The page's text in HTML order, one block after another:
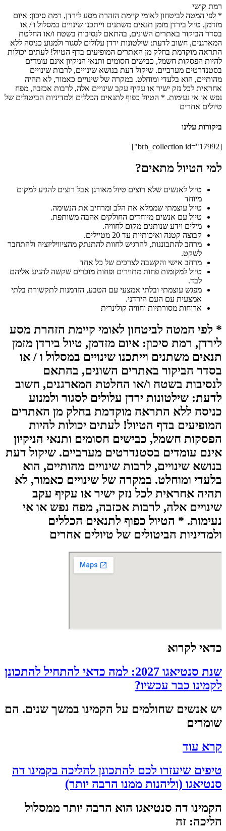
רמת קושי
* לפי המטה לביטחון לאומי קיימת הזהרת מסע לירדן, רמת סיכון: איום
מזדמן, טיול בירדן מזמן תנאים משתנים וייתכנו שינויים במסלול ו / או
בסדר הביקור באתרים השונים, בהתאם לנסיבות בשטח ו/או החלטת
המארגנים, חשוב לדעת: שילטונות ירדן עלולים לסגור ולמנוע כניסה ללא
התראה מוקדמת בחלק מן האתרים המופיעים בדף הטיול! לעתים יכולות
להיות הפסקות חשמל, כבישים חסומים ותנאי הניקיון אינם עומדים
בסטנדרטים מערביים. שיקול דעת בנושא שינויים, לרבות שינויים
מהותיים, הוא בלעדי ומוחלט. במקרה של שינויים כאמור, לא תהיה
אחראית לכל נזק ישיר או עקיף עקב שינויים אלה, לרבות אכזבה, מפח
נפש או אי נעימות. * הטיול כפוף לתנאים הכללים ולמדיניות הביטולים של
טיולים אחרים
ביקורות עלינו
[brb_collection id="17992"]
למי הטיול מתאים?
טיול לאנשים שלא רוצים טיול מאורגן אבל רוצים להגיע למקום
מיוחד
טיול עוצמתי שממלא את הלב ומרחיב את הנשימה.
טיול עם אנשים מיוחדים החולקים אהבה משותפת.
מילים וידע שנותנים מקום לחוויה.
קבוצה קטנה ואיכותיות עד 20 מטיילים.
מרחב להתבוננות, להרגיש לחוות להתנתק מהציוויליזציה ולהתחבר
לשקט.
מרחב אישי והקשבה לצרכים של כל אחד
טיול למקומות פחות מתוירים ופחות מוכרים שקשה להגיע אליהם
לבד.
מפגש עוצמתי ובלתי אמצעי עם הטבע, הזדמנות לתקשורת בלתי
אמצעית עם העם הירדני.
ארוחות מסורתיות וחוויה קולינרית
* לפי המטה לביטחון לאומי קיימת הזהרת מסע
לירדן, רמת סיכון: איום מזדמן, טיול בירדן מזמן
תנאים משתנים וייתכנו שינויים במסלול ו / או
בסדר הביקור באתרים השונים, בהתאם
לנסיבות בשטח ו/או החלטת המארגנים, חשוב
לדעת: שילטונות ירדן עלולים לסגור ולמנוע
כניסה ללא התראה מוקדמת בחלק מן האתרים
המופיעים בדף הטיול! לעתים יכולות להיות
הפסקות חשמל, כבישים חסומים ותנאי הניקיון
אינם עומדים בסטנדרטים מערביים. שיקול דעת
בנושא שינויים, לרבות שינויים מהותיים, הוא
בלעדי ומוחלט. במקרה של שינויים כאמור, לא
תהיה אחראית לכל נזק ישיר או עקיף עקב
שינויים אלה, לרבות אכזבה, מפח נפש או אי
נעימות. * הטיול כפוף לתנאים הכללים
ולמדיניות הביטולים של טיולים אחרים
כדאי לקרוא
שנת סנטיאגו 2027: למה כדאי להתחיל להתכונן
לקמינו כבר עכשיו?
יש אנשים שחולמים על הקמינו במשך שנים. הם
שומרים
קרא עוד
טיפים שיעזרו לכם להתכונן להליכה בקמינו דה
סנטיאגו (וליהנות ממנו הרבה יותר)
הקמינו דה סנטיאגו הוא הרבה יותר ממסלול
הליכה: זה